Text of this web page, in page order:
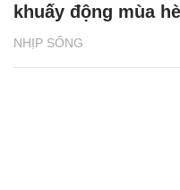
NHỊP SỐNG
khuấy động mùa